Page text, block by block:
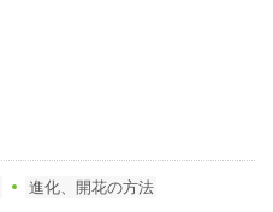
進化、開花の方法